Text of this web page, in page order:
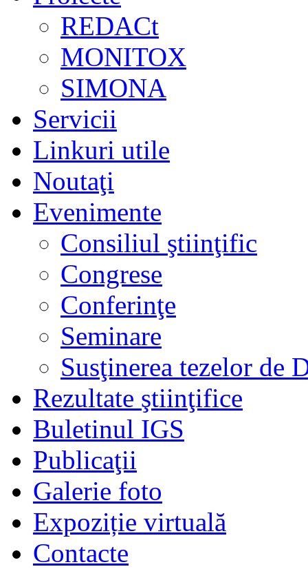
REDACt
MONITOX
SIMONA
Servicii
Linkuri utile
Noutaţi
Evenimente
Consiliul ştiinţific
Congrese
Conferinţe
Seminare
Susţinerea tezelor de
Rezultate ştiinţifice
Buletinul IGS
Publicaţii
Galerie foto
Expoziție virtuală
Contacte